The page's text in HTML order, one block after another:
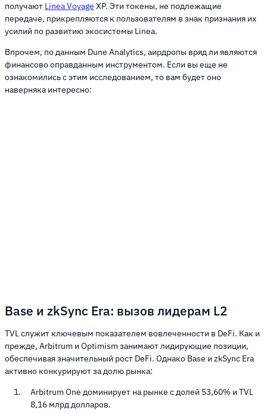
получают Linea Voyage XP. Эти токены, не подлежащие
передаче, прикрепляются к пользователям в знак признания их
усилий по развитию экосистемы Linea.
Впрочем, по данным Dune Analytics, аирдропы вряд ли являются
финансово оправданным инструментом. Если вы еще не
ознакомились с этим исследованием, то вам будет оно
наверняка интересно:
Base и zkSync Era: вызов лидерам L2
TVL служит ключевым показателем вовлеченности в DeFi. Как и
прежде, Arbitrum и Optimism занимают лидирующие позиции,
обеспечивая значительный рост DeFi. Однако Base и zkSync Era
активно конкурируют за долю рынка:
Arbitrum One доминирует на рынке с долей 53,60% и TVL
8,16 млрд долларов.